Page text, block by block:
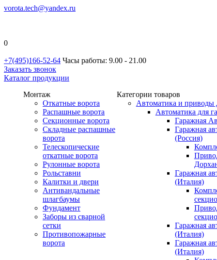
vorota.tech@yandex.ru
0
+7(495)166-52-64 Часы работы: 9.00 - 21.00
Заказать звонок
Каталог продукции
Монтаж
Откатные ворота
Распашные ворота
Секционные ворота
Складные распашные
ворота
Телескопические
откатные ворота
Рулонные ворота
Рольставни
Калитки и двери
Антивандальные
шлагбаумы
Фундамент
Заборы из сварной
сетки
Противопожарные
ворота
Категории товаров
Автоматика и приводы
Автоматика для
Гаражная
Гаражная
(Россия)
Гаражная
(Италия)
Гаражная
(Италия)
Гаражная
(Италия)